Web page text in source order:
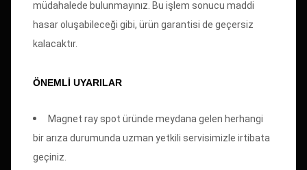
müdahalede bulunmayınız. Bu işlem sonucu maddi
hasar oluşabileceği gibi, ürün garantisi de geçersiz
kalacaktır.
ÖNEMLİ UYARILAR
Magnet ray spot üründe meydana gelen herhangi
bir arıza durumunda uzman yetkili servisimizle irtibata
geçiniz.